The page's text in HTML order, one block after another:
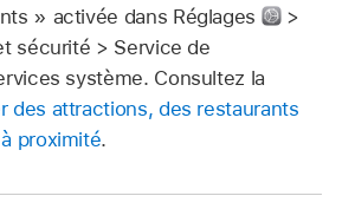
» activée dans Réglages
>
sécurité > Service de
système. Consultez la
des attractions, des restaurants
proximité.